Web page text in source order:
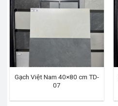
Gạch Việt Nam 40×80 cm TD-
07